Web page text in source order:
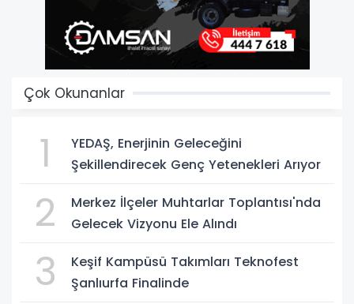
Çok Okunanlar
1
YEDAŞ, Enerjinin Geleceğini
Şekillendirecek Genç Yetenekleri Arıyor
2
Merkez İlçeler Muhtarlar Toplantısı'nda
Gelecek Vizyonu Ele Alındı
3
Keşif Kampüsü Takımları Teknofest
Şanlıurfa Finalinde